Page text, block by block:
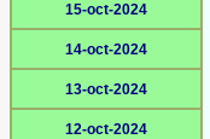
15-oct-2024
14-oct-2024
13-oct-2024
12-oct-2024